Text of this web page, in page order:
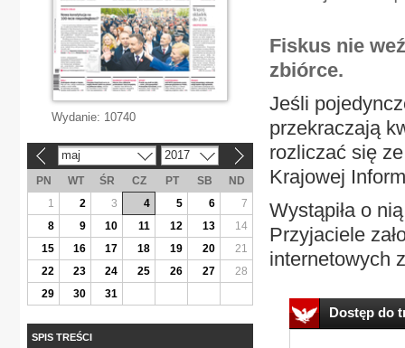
Fiskus nie
zbiórce.
Jeśli
przekraczają
rozliczać się
Krajowej
Wystąpiła o
Przyjaciele
internetowych
Dostęp do
Wydanie: 10740
maj 2017
PN WT ŚR CZ PT SB
ND
1
2 3 4 5 6
7
8
9 10 11 12 13
14
15
16 17 18 19 20
21
22
23 24 25 26 27
28
29
30 31
SPIS TREŚCI